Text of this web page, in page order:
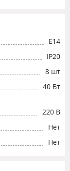
E14
IP20
8 шт
40 Вт
220 В
Нет
Нет